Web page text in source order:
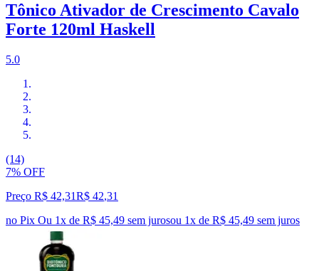
Tônico Ativador de Crescimento Cavalo
Forte 120ml Haskell
5.0
(14)
7% OFF
Preço R$ 42,31R$ 42,31
no Pix Ou 1x de R$ 45,49 sem jurosou 1x de R$ 45,49 sem juros